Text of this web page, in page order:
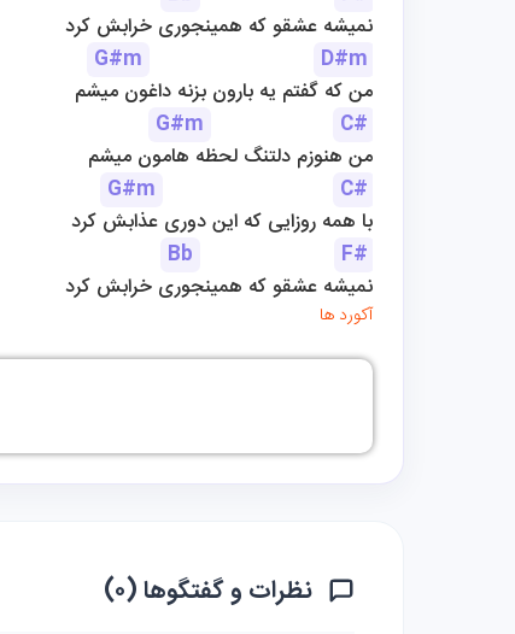
نمیشه عشقو که همینجوری خرابش کرد
G#m
D#m
من که گفتم یه بارون بزنه داغون میشم
G#m
C#
من هنوزم دلتنگ لحظه هامون میشم
G#m
C#
با همه روزایی که این دوری عذابش کرد
Bb
F#
نمیشه عشقو که همینجوری خرابش کرد
آکورد ها
نظرات و گفتگوها (۰)